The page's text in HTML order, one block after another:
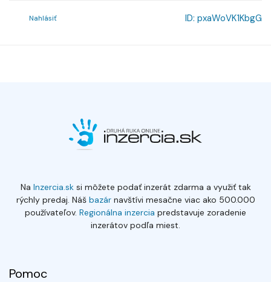
Nahlásiť ID: pxaWoVK1KbgG
Na Inzercia.sksi môžete podať inzerát zdarma a využiť tak
rýchly predaj. Náš bazárnavštívi mesačne viac ako 500.000
používateľov. Regionálna inzercia predstavuje zoradenie
inzerátov podľa miest.
Pomoc